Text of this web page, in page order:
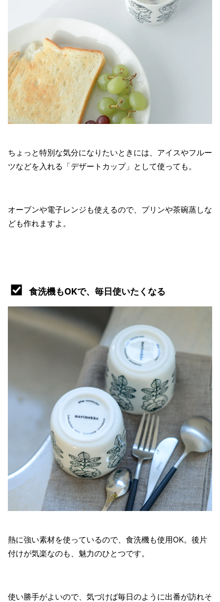
ちょっと特別な気分になりたいときには、アイスやフルー
ツなどを入れる「デザートカップ」として使っても。
オーブンや電子レンジも使えるので、プリンや茶碗蒸しな
ども作れますよ。
食洗機もOKで、毎日使いたくなる
熱に強い素材を使っているので、食洗機も使用OK。後片
付けが気楽なのも、魅力のひとつです。
使い勝手がよいので、気づけば毎日のように出番が訪れそ